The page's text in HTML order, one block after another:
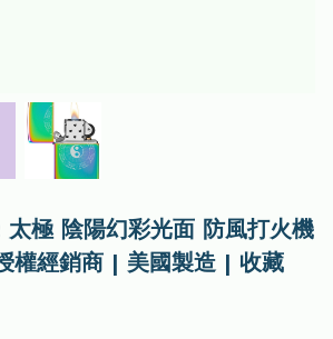
極 陰陽幻彩光面 防風打火機
權經銷商 | 美國製造 | 收藏